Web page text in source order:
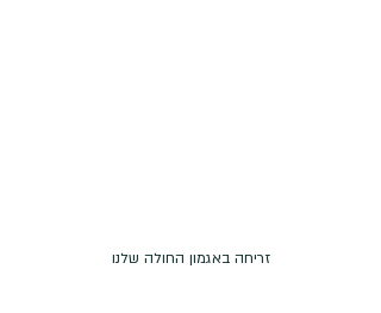
זריחה באגמון החולה שלנו